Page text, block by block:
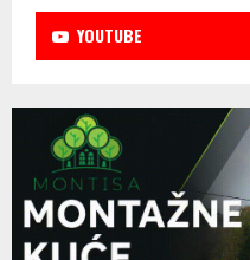
YOUTUBE